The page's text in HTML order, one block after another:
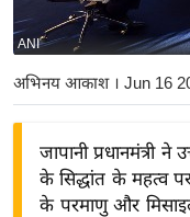
य
बि
ज़
ने
द्यो
ANI
अभिनय आकाश। Jun 16
जापानी प्रधानमंत्री
के सिद्धांत के महत्व पर
के परमाणु और